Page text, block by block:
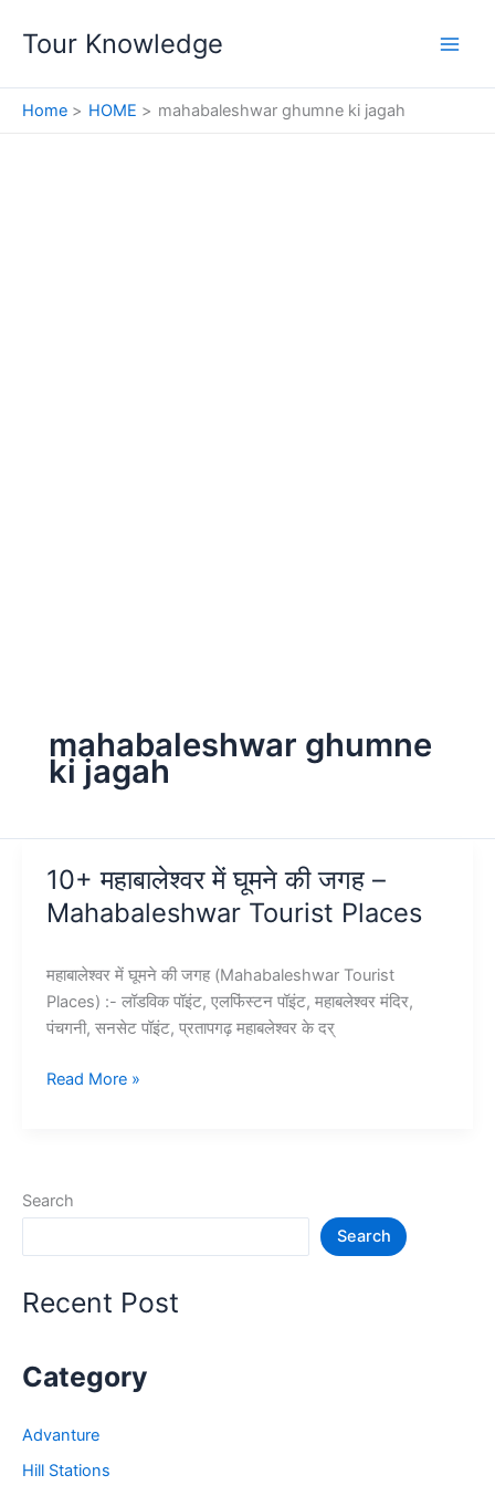
Tour Knowledge
Home HOME mahabaleshwar ghumne ki jagah
mahabaleshwar ghumne
ki jagah
10+ महाबालेश्वर में घूमने की जगह –
Mahabaleshwar Tourist Places
महाबालेश्वर में घूमने की जगह (Mahabaleshwar Tourist
Places) :- लॉडविक पॉइंट, एलफिंस्टन पॉइंट, महाबलेश्वर मंदिर,
पंचगनी, सनसेट पॉइंट, प्रतापगढ़ महाबलेश्वर के दर्
10+
जगह
Places
Read More »
Search
Search
Recent Post
Category
Advanture
Hill Stations